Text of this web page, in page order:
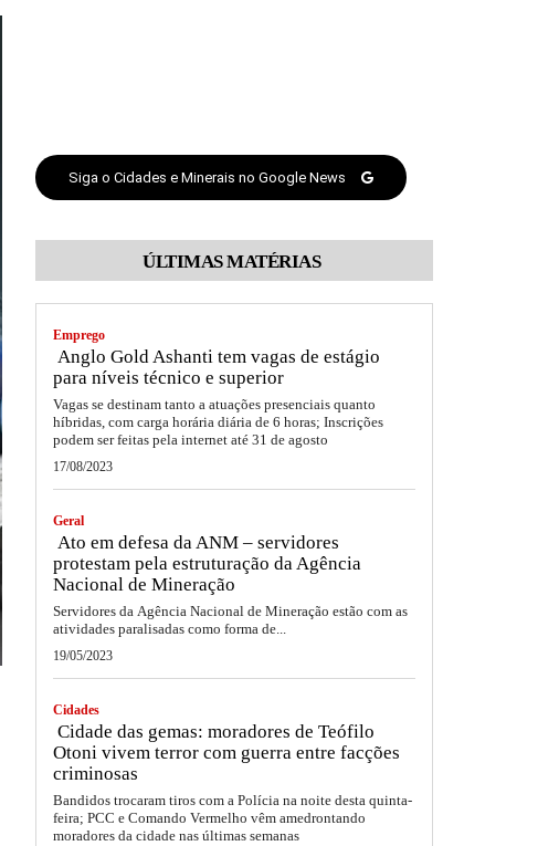
Siga o Cidades e Minerais no Google News
ÚLTIMAS MATÉRIAS
Emprego
Anglo Gold Ashanti tem vagas de estágio
para níveis técnico e superior
Vagas se destinam tanto a atuações presenciais quanto
híbridas, com carga horária diária de 6 horas; Inscrições
podem ser feitas pela internet até 31 de agosto
17/08/2023
Geral
Ato em defesa da ANM – servidores
protestam pela estruturação da Agência
Nacional de Mineração
Servidores da Agência Nacional de Mineração estão com as
atividades paralisadas como forma de...
19/05/2023
Cidades
Cidade das gemas: moradores de Teófilo
Otoni vivem terror com guerra entre facções
criminosas
Bandidos trocaram tiros com a Polícia na noite desta quinta-
feira; PCC e Comando Vermelho vêm amedrontando
moradores da cidade nas últimas semanas